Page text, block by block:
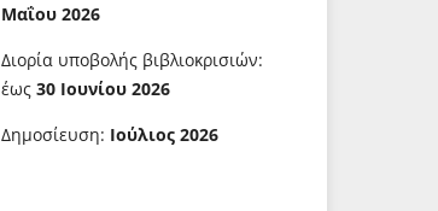
Μαΐου 2026
Διορία υποβολής βιβλιοκρισιών:
έως 30 Ιουνίου 2026
Δημοσίευση: Ιούλιος 2026